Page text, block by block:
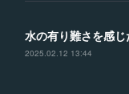
水の有り難さを感
2025.02.12 13:44